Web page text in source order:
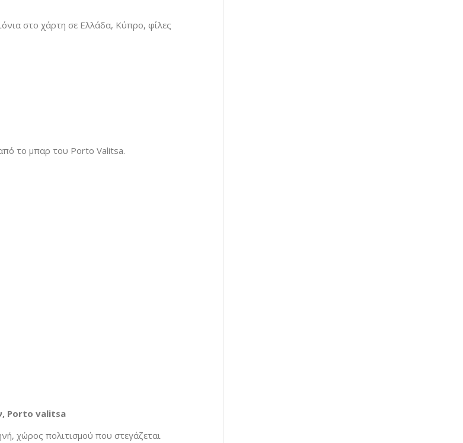
στο χάρτη σε Ελλάδα, Κύπρο, φίλες
το μπαρ του Porto Valitsa.
Porto valitsa
χώρος πολιτισμού που στεγάζεται